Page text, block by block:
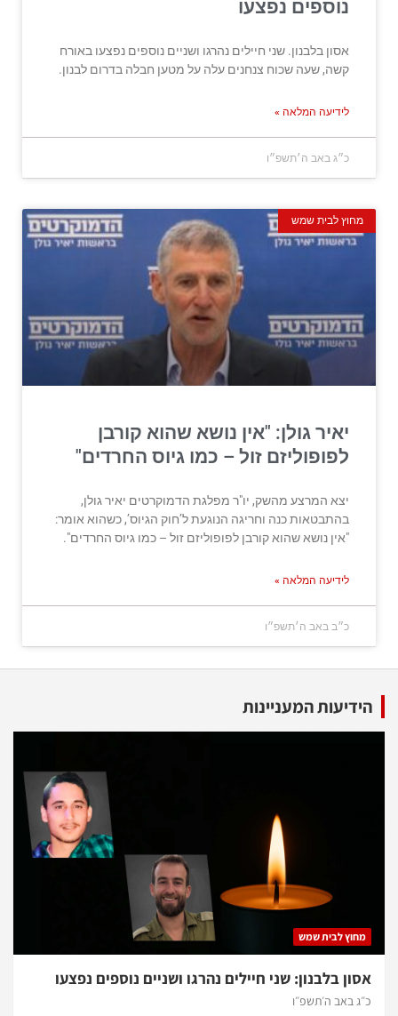
נוספים נפצעו
אסון בלבנון. שני חיילים נהרגו ושניים נוספים נפצעו באורח
קשה, שעה שכוח צנחנים עלה על מטען חבלה בדרום לבנון.
לידיעה המלאה »
כ״ג באב ה׳תשפ״ו
מחוץ לבית שמש
יאיר גולן: "אין נושא שהוא קורבן
לפופוליזם זול – כמו גיוס החרדים"
יצא המרצע מהשק, יו"ר מפלגת הדמוקרטים יאיר גולן,
בהתבטאות כנה וחריגה הנוגעת ל’חוק הגיוס’, כשהוא אומר:
"אין נושא שהוא קורבן לפופוליזם זול – כמו גיוס החרדים".
לידיעה המלאה »
כ״ב באב ה׳תשפ״ו
הידיעות המעניינות
מחוץ לבית שמש
אסון בלבנון: שני חיילים נהרגו ושניים נוספים נפצעו
כ״ג באב ה׳תשפ״ו